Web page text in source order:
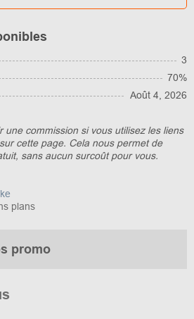
3
70%
Août 4, 2026
une commission si vous utilisez les liens
cette page. Cela nous permet de
sans aucun surcoût pour vous.
plans
promo